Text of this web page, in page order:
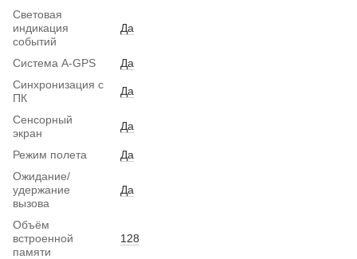
Световая
индикация
событий
Да
Система A-GPS
Да
Синхронизация с
ПК
Да
Сенсорный
экран
Да
Режим полета
Да
Ожидание/
удержание
вызова
Да
Объём
встроенной
памяти
128